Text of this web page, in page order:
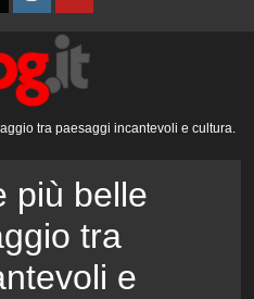
InstagramYouTube
tra paesaggi incantevoli e cultura.
più belle
tra
e